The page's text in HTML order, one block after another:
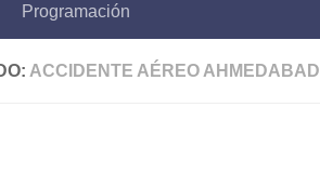
Programación
ACCIDENTE AÉREO AHMEDABAD